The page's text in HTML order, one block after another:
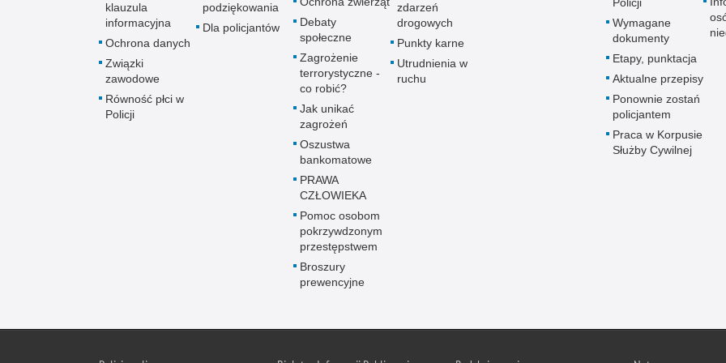
klauzula
informacyjna
Ochrona danych
Związki
zawodowe
Równość płci w
Policji
podziękowania
Dla policjantów
Debaty
społeczne
Zagrożenie
terrorystyczne -
co robić?
Jak unikać
zagrożeń
Oszustwa
bankomatowe
PRAWA
CZŁOWIEKA
Pomoc osobom
pokrzywdzonym
przestępstwem
Broszury
prewencyjne
zdarzeń
drogowych
Punkty karne
Utrudnienia w
ruchu
Policji
Wymagane
dokumenty
Etapy, punktacja
Aktualne przepisy
Ponownie zostań
policjantem
Praca w Korpusie
Służby Cywilnej